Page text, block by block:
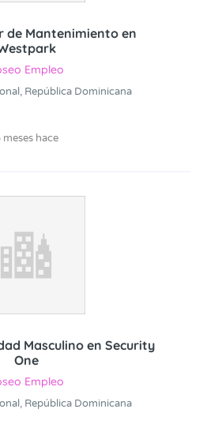
de Mantenimiento en
Empleo
República Dominicana
meses hace
Masculino en Security
One
Empleo
República Dominicana